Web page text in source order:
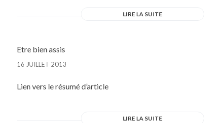
LIRE LA SUITE
Etre bien assis
16 JUILLET 2013
Lien vers le résumé d’article
LIRE LA SUITE